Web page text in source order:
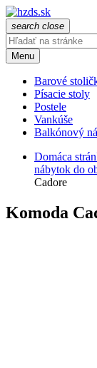
search close
Menu
Barové
Písacie stoly
Postele
Vankúše
Balkónový
Domáca
nábytok do
Cadore
Komoda